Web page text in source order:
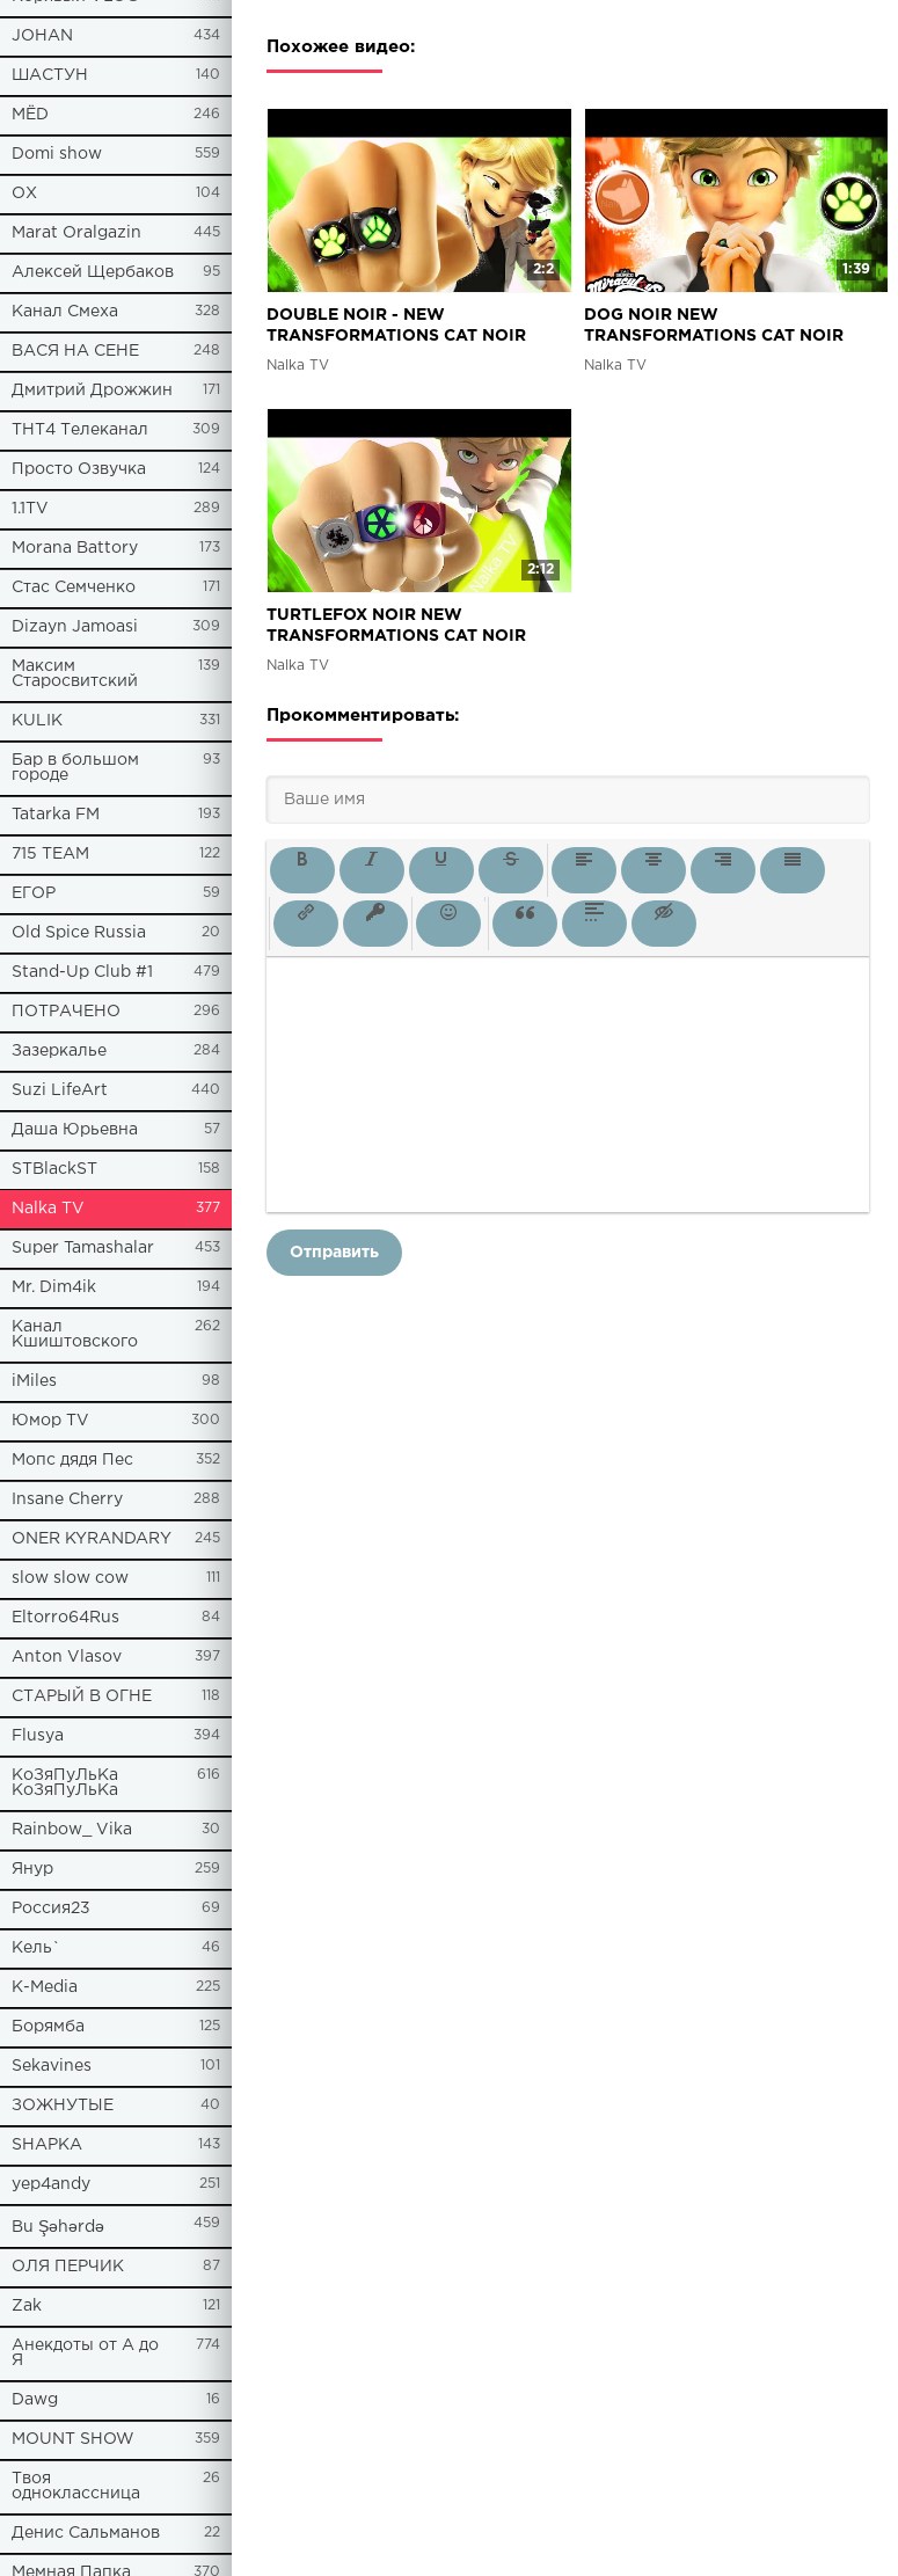
JOHAN 434
ШАСТУН 140
МЁD 246
Domi show 559
ОХ 104
Marat Oralgazin 445
Алексей Щербаков 95
Канал Смеха 328
ВАСЯ НА СЕНЕ 248
Дмитрий Дрожжин 171
ТНТ4 Телеканал 309
Просто Озвучка 124
1.1TV 289
Morana Battory 173
Стас Семченко 171
Dizayn Jamoasi 309
Максим
Старосвитский
139
KULIK 331
Бар в большом
городе
93
Tatarka FM 193
715 TEAM 122
ЕГОР 59
Old Spice Russia 20
Stand-Up Club #1 479
ПОТРАЧЕНО 296
Зазеркалье 284
Suzi LifeArt 440
Даша Юрьевна 57
STBlackST 158
Nalka TV 377
Super Tamashalar 453
Mr. Dim4ik 194
Канал
Кшиштовского
262
iMiles 98
Юмор TV 300
Мопс дядя Пес 352
Insane Cherry 288
ONER KYRANDARY 245
slow slow cow 111
Eltorro64Rus 84
Anton Vlasov 397
СТАРЫЙ В ОГНЕ 118
Flusya 394
КоЗяПуЛьКа
КоЗяПуЛьКа
616
Rainbow_ Vika 30
Янур 259
Россия23 69
Кель` 46
К-Media 225
Борямба 125
Sekavines 101
ЗОЖНУТЫЕ 40
SHAPKA 143
yep4andy 251
Bu Şəhərdə 459
ОЛЯ ПЕРЧИК 87
Zak 121
Анекдоты от А до
Я
774
Dawg 16
MOUNT SHOW 359
Твоя
одноклассница
26
Денис Сальманов 22
Мемная Папка 370
Похожее видео:
2:2
DOUBLE NOIR - NEW
TRANSFORMATIONS CAT NOIR
LADYBUG AND CAT NOIR
Nalka TV
1:39
DOG NOIR NEW
TRANSFORMATIONS CAT NOIR
LADYBUG AND CAT NOIR
Nalka TV
2:12
TURTLEFOX NOIR NEW
TRANSFORMATIONS CAT NOIR
LADYBUG AND CAT NOIR
Nalka TV
Прокомментировать:
Отправить